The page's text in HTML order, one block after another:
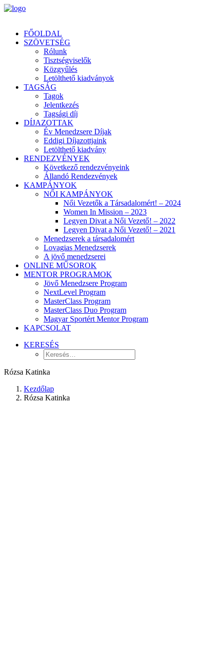
FŐOLDAL
SZÖVETSÉG
Rólunk
Tisztségviselők
Közgyűlés
Letölthető kiadványok
TAGSÁG
Tagok
Jelentkezés
Tagsági díj
DÍJAZOTTAK
Év Menedzsere Díjak
Eddigi Díjazottjaink
Letölthető kiadvány
RENDEZVÉNYEK
Következő rendezvényeink
Állandó Rendezvények
KAMPÁNYOK
NŐI KAMPÁNYOK
Női Vezetők a Társadalomért! – 2024
Women In Mission – 2023
Legyen Divat a Női Vezető! – 2022
Legyen Divat a Női Vezető! – 2021
Menedzserek a társadalomért
Lovagias Menedzserek
A jövő menedzserei
ONLINE MŰSOROK
MENTOR PROGRAMOK
Jövő Menedzsere Program
NextLevel Program
MasterClass Program
MasterClass Duo Program
Magyar Sportért Mentor Program
KAPCSOLAT
KERESÉS
Rózsa Katinka
Kezdőlap
Rózsa Katinka